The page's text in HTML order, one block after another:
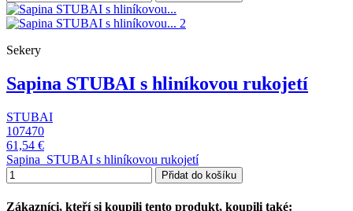
Sekery
Sapina STUBAI s hliníkovou rukojetí
STUBAI
107470
61,54 €
Sapina STUBAI s hliníkovou rukojetí
Přidat do košíku
Zákazníci, kteří si koupili tento produkt, koupili také: